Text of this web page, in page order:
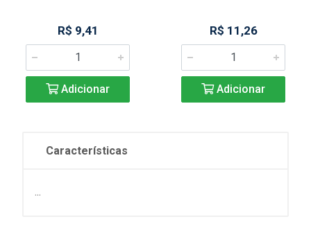
R$ 9,41
Adicionar
R$ 11,26
Adicionar
Características
...